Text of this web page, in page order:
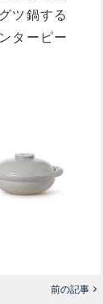
ツ鍋する
ターピー
前の記事